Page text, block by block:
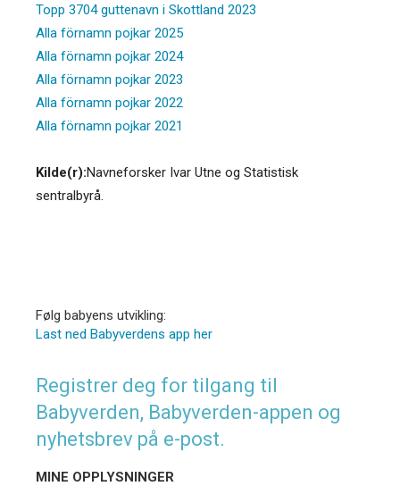
Topp 3704 guttenavn i Skottland 2023
Alla förnamn pojkar 2025
Alla förnamn pojkar 2024
Alla förnamn pojkar 2023
Alla förnamn pojkar 2022
Alla förnamn pojkar 2021
Kilde(r):Navneforsker Ivar Utne og Statistisk
sentralbyrå.
Følg babyens utvikling:
Last ned Babyverdens app her
Registrer deg for tilgang til
Babyverden, Babyverden-appen og
nyhetsbrev på e-post.
MINE OPPLYSNINGER